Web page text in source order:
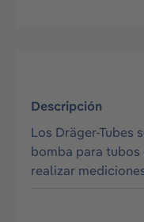
Descripción
Los Dräger-Tubes
bomba para
realizar